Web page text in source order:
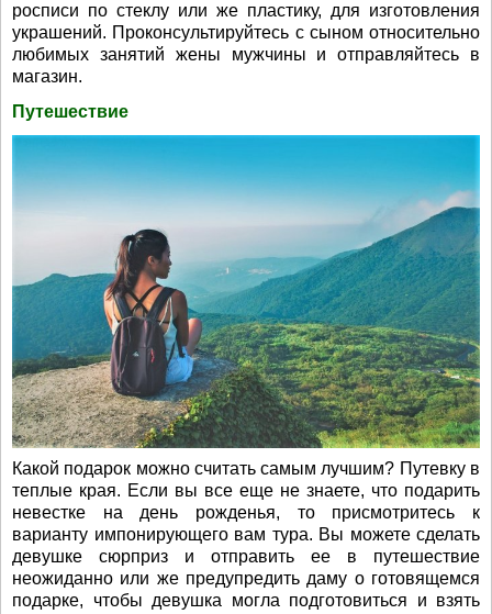
росписи по стеклу или же пластику, для изготовления
украшений. Проконсультируйтесь с сыном относительно
любимых занятий жены мужчины и отправляйтесь в
магазин.
Путешествие
Какой подарок можно считать самым лучшим? Путевку в
теплые края. Если вы все еще не знаете, что подарить
невестке на день рожденья, то присмотритесь к
варианту импонирующего вам тура. Вы можете сделать
девушке сюрприз и отправить ее в путешествие
неожиданно или же предупредить даму о готовящемся
подарке, чтобы девушка могла подготовиться и взять